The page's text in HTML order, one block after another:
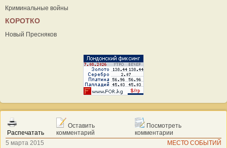
Криминальные войны
КОРОТКО
Новый Пресняков
Распечатать
Оставить
комментарий
Посмотреть
комментарии
5 марта 2015
МЕСТО СОБЫТИЙ